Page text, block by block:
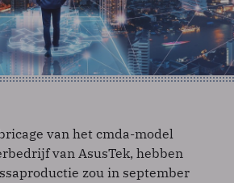
van het cmda-model
van AsusTek, hebben
zou in september